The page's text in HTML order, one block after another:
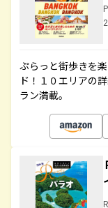
ぷらっと街歩きを
ド！１０エリアの
ラン満載。